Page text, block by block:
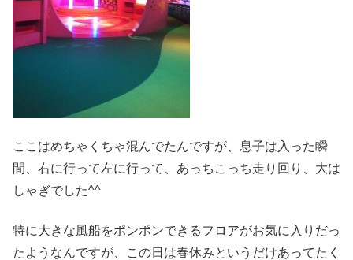
ここはめちゃくちゃ混んでたんですが、息子は入った瞬
間、右に行って左に行って、あっちこっち走り回り、大は
しゃぎでした^^
特に大きな風船をポンポンできるフロアがお気に入りだっ
たようなんですが、この日は春休みというだけあってたく